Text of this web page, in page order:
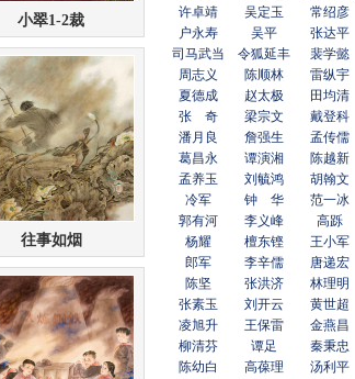
小翠1-2裁
往事如烟
许卓靖
吴定玉 常绍彦
户永寿
吴平 张达平
司马武当
令狐延丰 裴学懿
周志义
陈顺林 雷纵宇
夏德成
赵太极 田均清
张 奇
梁宗文 戴登科
潘月良
詹强生 孟传儒
葛昌永
谭演湘 陈越新
孟养玉
刘毓鸿 胡翰文
冷军
钟 华 范一冰
郭有河
李义峰 高跞
杨耀
檀东铿 王小军
郎军
李辛儒 唐递宏
陈坚
张洪济 林理明
张素玉
刘开云 黄世超
凌旭升
王保雷 金燕昌
柳清芬
谭足 秦秉忠
陈幼白
高葆理 汤利平